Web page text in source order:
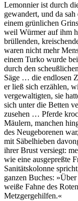
Lemonnier ist durch
gewandert, und da
einem grünlichen
weil Würmer auf ihm
brüllenden,
waren nicht mehr
einem Turko wurde
durch den
Säge … die endlosen
er ließ sich erzählen,
vergewaltigten, sie
sich unter die Betten
zusehen … Pferde
Mäulern, manchen
des Neugeborenen
mit Säbelhieben
ihrer Brust versiegt:
wie eine ausgepreßte
Sanitätskolonne
ganzen Buches:
weiße Fahne des
Metzgergehilfen.«